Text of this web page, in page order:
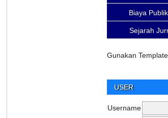
Biaya
Sejarah
Gunakan
USER
Username